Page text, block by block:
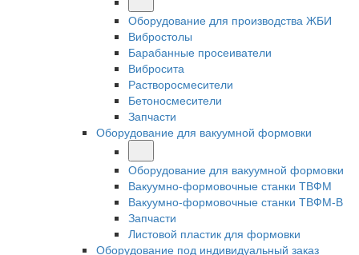
Оборудование для производства ЖБИ
Вибростолы
Барабанные просеиватели
Вибросита
Растворосмесители
Бетоносмесители
Запчасти
Оборудование для вакуумной формовки
Оборудование для вакуумной формовки
Вакуумно-формовочные станки ТВФМ
Вакуумно-формовочные станки ТВФМ-В
Запчасти
Листовой пластик для формовки
Оборудование под индивидуальный заказ